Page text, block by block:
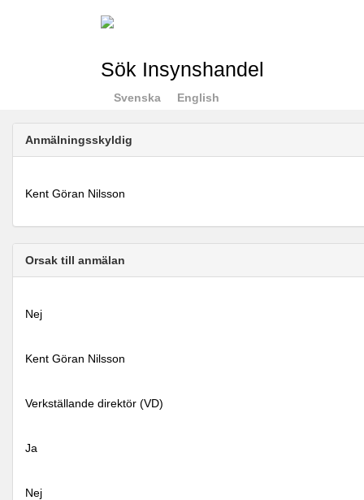
Sök Insynshandel
Svenska English
Anmälningsskyldig
Kent Göran Nilsson
Orsak till anmälan
Nej
Kent Göran Nilsson
Verkställande direktör (VD)
Ja
Nej